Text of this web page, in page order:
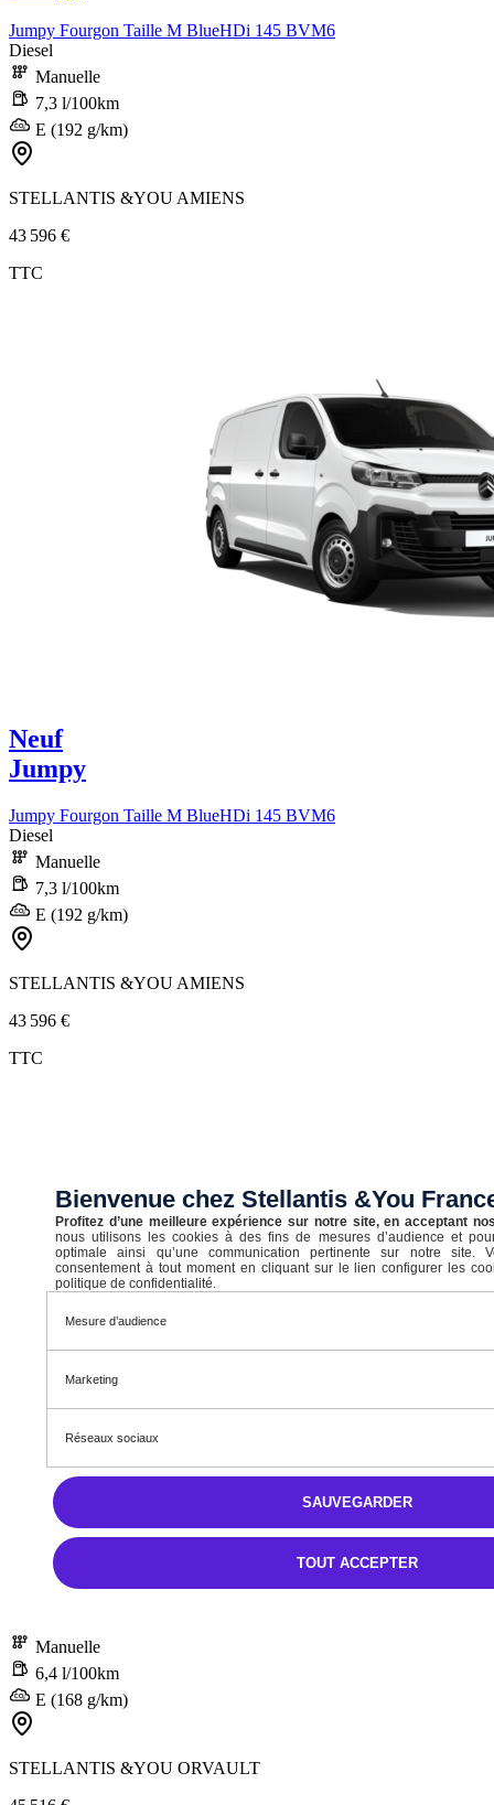
Jumpy Fourgon Taille M BlueHDi 145 BVM6
Diesel
Manuelle
7,3 l/100km
E (192 g/km)
STELLANTIS &YOU AMIENS
43 596 €
TTC
Neuf
Jumpy
Jumpy Fourgon Taille M BlueHDi 145 BVM6
Diesel
Manuelle
7,3 l/100km
E (192 g/km)
STELLANTIS &YOU AMIENS
43 596 €
TTC
Neuf
Jumpy
Manuelle
6,4 l/100km
E (168 g/km)
STELLANTIS &YOU ORVAULT
Bienvenue chez Stellantis &You
Profitez d’une meilleure expérience sur notre site, en acceptant
nous utilisons les cookies à des fins de mesures d’audience et
optimale ainsi qu’une communication pertinente sur notre site.
consentement à tout moment en cliquant sur le lien configurer les
politique de confidentialité.
Mesure d’audience
Marketing
Réseaux sociaux
TOUT ACCEPTER
SAUVEGARDER